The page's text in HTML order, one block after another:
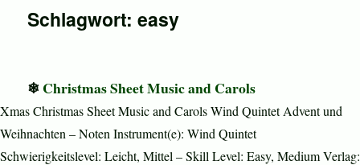
Schlagwort:easy
Christmas Sheet Music and Carols
Xmas Christmas Sheet Music and Carols Wind Quintet Advent und
Weihnachten – Noten Instrument(e): Wind Quintet
Schwierigkeitslevel: Leicht, Mittel – Skill Level: Easy, Medium Verlag: